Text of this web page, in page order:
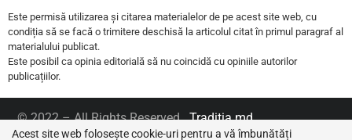
Este permisă utilizarea și citarea materialelor de pe acest site web, cu
condiția să se facă o trimitere deschisă la articolul citat în primul paragraf al
materialului publicat.
Este posibil ca opinia editorială să nu coincidă cu opiniile autorilor
publicațiilor.
© 2022 – All Rights Reserved.Traditia.md
Acest site web folosește cookie-uri pentru a vă îmbunătăți